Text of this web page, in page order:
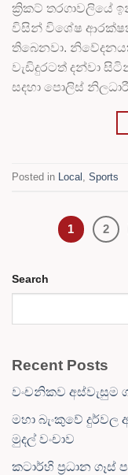
ක්‍රිකට් තරගාවලියේ
විසින් විශේෂ
තිබෙනවා.
වැඩිදුරටත් දන්වා
සදහා පොලිස්
Posted in Local Sports
1 2
Search
Recent Posts
වංචනිකව අස්වැසුම
මහා බැංකුවේ
මුදල් වංචාව
කටාර්හි ප්‍රධාන